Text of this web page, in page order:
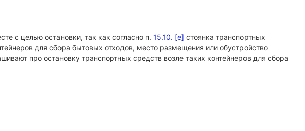
с целью остановки, так как согласно п. 15.10. [е] стоянка транспортных
для сбора бытовых отходов, место размещения или обустройство
про остановку транспортных средств возле таких контейнеров для сбора